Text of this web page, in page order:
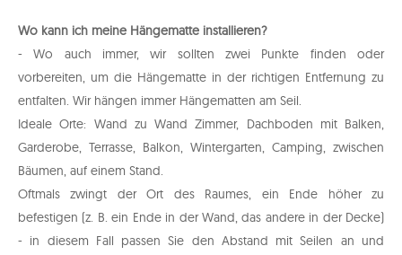
Wo kann ich meine Hängematte installieren?
- Wo auch immer, wir sollten zwei Punkte finden oder
vorbereiten, um die Hängematte in der richtigen Entfernung zu
entfalten. Wir hängen immer Hängematten am Seil.
Ideale Orte: Wand zu Wand Zimmer, Dachboden mit Balken,
Garderobe, Terrasse, Balkon, Wintergarten, Camping, zwischen
Bäumen, auf einem Stand.
Oftmals zwingt der Ort des Raumes, ein Ende höher zu
befestigen (z. B. ein Ende in der Wand, das andere in der Decke)
- in diesem Fall passen Sie den Abstand mit Seilen an und